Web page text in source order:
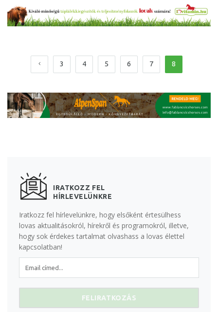
3 4 5 6 7 8
IRATKOZZ FEL
HÍRLEVELÜNKRE
Iratkozz fel hírlevelünkre, hogy elsőként értesülhess
lovas aktualitásokról, hírekről és programokról, illetve,
hogy sok érdekes tartalmat olvashass a lovas élettel
kapcsolatban!